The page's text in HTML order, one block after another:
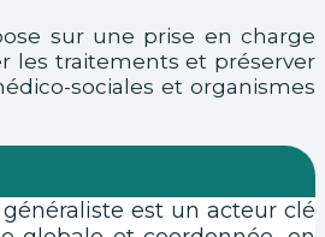
sur une prise en charge
les traitements et préserver
sociales et organismes
est un acteur clé